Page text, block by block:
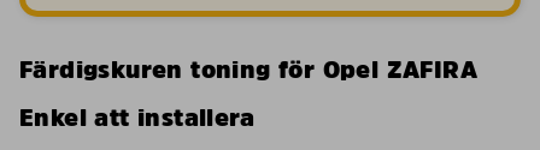
Färdigskuren toning för Opel ZAFIRA
Enkel att installera